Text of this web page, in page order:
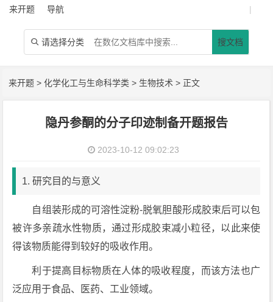
来开题 导航 |
 请选择分类 搜文档
来开题 >化学化工与生命科学类 > 生物技术 > 正文
隐丹参酮的分子印迹制备开题报告
2023-10-12 09:02:23
1. 研究目的与意义
自组装形成的可溶性淀粉-脱氧胆酸形成胶束后可以包
被许多亲疏水性物质，通过形成胶束减小粒径，以此来使
得该物质能得到较好的吸收作用。
利于提高目标物质在人体的吸收程度，而该方法也广
泛应用于食品、医药、工业领域。